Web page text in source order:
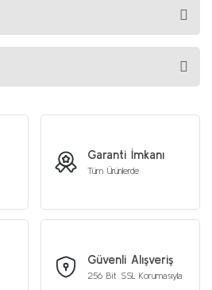
Garanti İmkanı
Tüm Ürünlerde
Güvenli Alışveriş
256 Bit SSL Korumasıyla